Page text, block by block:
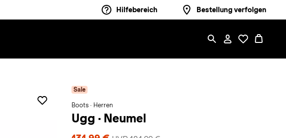
Hilfebereich Bestellung verfolgen
Sale
Boots · Herren
Ugg · Neumel